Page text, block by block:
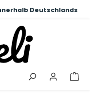
Deutschlands